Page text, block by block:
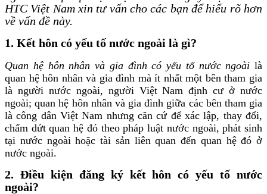
HTC Việt Nam xin tư vấn cho các bạn để hiểu rõ hơn
về vấn đề này.
1. Kết hôn có yếu tố nước ngoài là gì?
Quan hệ hôn nhân và gia đình có yếu tố nước ngoài là
quan hệ hôn nhân và gia đình mà ít nhất một bên tham gia
là người nước ngoài, người Việt Nam định cư ở nước
ngoài; quan hệ hôn nhân và gia đình giữa các bên tham gia
là công dân Việt Nam nhưng căn cứ để xác lập, thay đổi,
chấm dứt quan hệ đó theo pháp luật nước ngoài, phát sinh
tại nước ngoài hoặc tài sản liên quan đến quan hệ đó ở
nước ngoài.
2. Điều kiện đăng ký kết hôn có yếu tố nước
ngoài?